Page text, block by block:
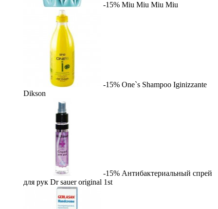
-15% Miu Miu Miu Miu
-15% One`s Shampoo Iginizzante
Dikson
-15% Антибактериальный спрей
для рук Dr sauer original 1st